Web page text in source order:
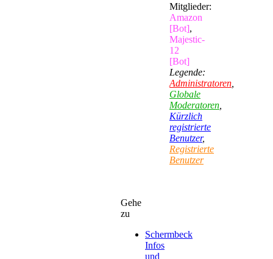
Mitglieder:
Amazon
[Bot],
Majestic-
12
[Bot]
Legende:
Administratoren
Globale
Moderatoren
Kürzlich
registrierte
Benutzer,
Registrierte
Benutzer
Gehe
zu
Schermbeck
Infos
und